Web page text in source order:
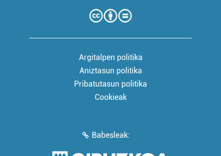
Argitalpen politika
Aniztasun politika
Pribatutasun politika
Cookieak
Babesleak: